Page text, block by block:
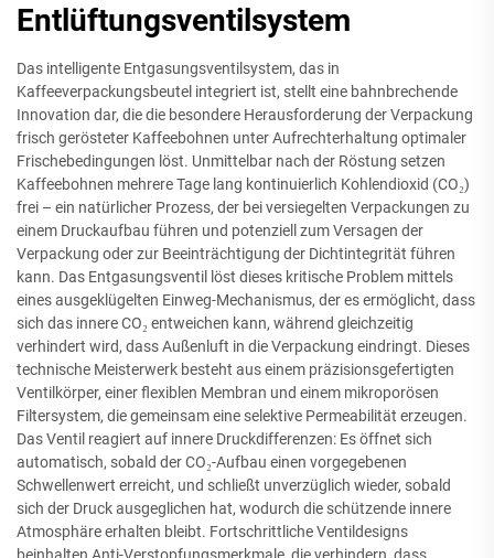
Entlüftungsventilsystem
Das intelligente Entgasungsventilsystem, das in
Kaffeeverpackungsbeutel integriert ist, stellt eine bahnbrechende
Innovation dar, die die besondere Herausforderung der Verpackung
frisch gerösteter Kaffeebohnen unter Aufrechterhaltung optimaler
Frischebedingungen löst. Unmittelbar nach der Röstung setzen
Kaffeebohnen mehrere Tage lang kontinuierlich Kohlendioxid (CO₂)
frei – ein natürlicher Prozess, der bei versiegelten Verpackungen zu
einem Druckaufbau führen und potenziell zum Versagen der
Verpackung oder zur Beeinträchtigung der Dichtintegrität führen
kann. Das Entgasungsventil löst dieses kritische Problem mittels
eines ausgeklügelten Einweg-Mechanismus, der es ermöglicht, dass
sich das innere CO₂ entweichen kann, während gleichzeitig
verhindert wird, dass Außenluft in die Verpackung eindringt. Dieses
technische Meisterwerk besteht aus einem präzisionsgefertigten
Ventilkörper, einer flexiblen Membran und einem mikroporösen
Filtersystem, die gemeinsam eine selektive Permeabilität erzeugen.
Das Ventil reagiert auf innere Druckdifferenzen: Es öffnet sich
automatisch, sobald der CO₂-Aufbau einen vorgegebenen
Schwellenwert erreicht, und schließt unverzüglich wieder, sobald
sich der Druck ausgeglichen hat, wodurch die schützende innere
Atmosphäre erhalten bleibt. Fortschrittliche Ventildesigns